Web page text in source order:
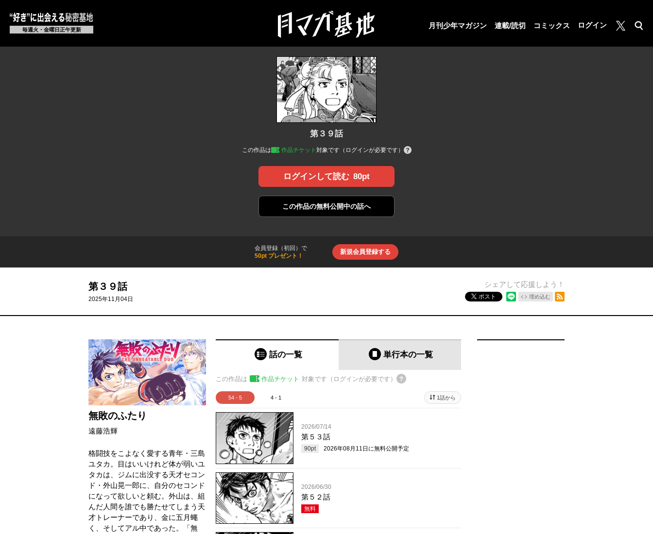
毎週火・金曜日正午更新
月刊少年マガジン 連載/読切 コミックス ログイン
月マガ基地
検索
第３９話
この作品は 作品チケット 対象です（ログインが必要です）
ログインして読む 80pt
この作品の無料公開中の話へ
会員登録（初回）で
50pt プレゼント！
新規会員登録する
第３９話
2025年11月04日
シェアして応援しよう！
ポスト 埋め込む
無敗のふたり
遠藤浩輝
格闘技をこよなく愛する青年・三島
ユタカ。目はいいけれど体が弱いユ
タカは、ジムに出没する天才セコン
ド・外山晃一郎に、自分のセコンド
になって欲しいと頼む。外山は、組
んだ人間を誰でも勝たせてしまう天
才トレーナーであり、金に五月蠅
く、そしてアル中であった。「無
話の一覧 単行本の一覧
この作品は 作品チケット 対象です（ログインが必要です）
54 - 5 4 - 1 1話から
2026/07/14
第５３話
90pt 2026年08月11日 に無料公開予定
2026/06/30
第５２話
無料